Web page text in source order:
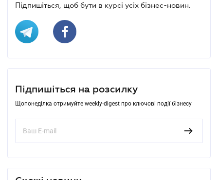
Підпишіться, щоб бути в курсі усіх бізнес-новин.
Підпишіться на розсилку
Щопонеділка отримуйте weekly-digest про ключові події бізнесу